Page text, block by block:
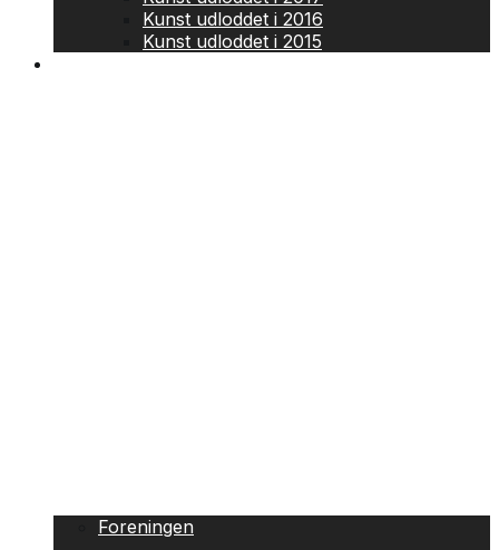
Kunst udloddet i 2016
Kunst udloddet i 2015
Foreningen